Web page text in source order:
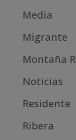
Media
Migrante
Montaña
Noticias
Residente
Ribera